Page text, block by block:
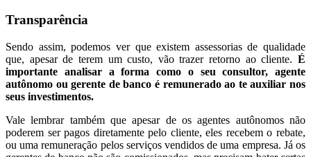
Transparência
Sendo assim, podemos ver que existem assessorias de qualidade
que, apesar de terem um custo, vão trazer retorno ao cliente. É
importante analisar a forma como o seu consultor, agente
autônomo ou gerente de banco é remunerado ao te auxiliar nos
seus investimentos.
Vale lembrar também que apesar de os agentes autônomos não
poderem ser pagos diretamente pelo cliente, eles recebem o rebate,
ou uma remuneração pelos serviços vendidos de uma empresa. Já os